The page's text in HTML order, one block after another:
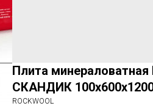
Плита минераловатная
СКАНДИК
ROCKWOOL